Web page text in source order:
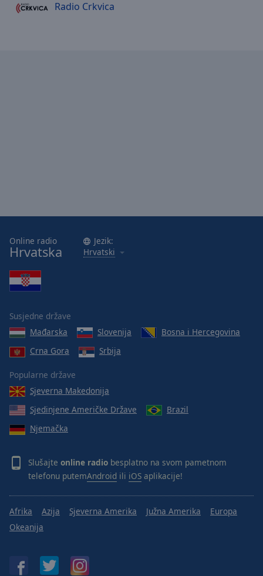
Radio Crkvica
Online radio
Hrvatska
Jezik:
Hrvatski
Susjedne države
Mađarska
Slovenija
Bosna i Hercegovina
Crna Gora
Srbija
Popularne države
Sjeverna Makedonija
Sjedinjene Američke Države
Brazil
Njemačka
Slušajte online radio besplatno na svom pametnom
telefonu putemAndroid ili iOS aplikacije!
Afrika Azija Sjeverna Amerika Južna Amerika
Europa
Okeanija